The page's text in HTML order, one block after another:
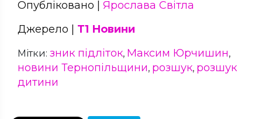
Опубліковано | Ярослава Світла
Джерело | Т1 Новини
Мітки: зник підліток, Максим Юрчишин,
новини Тернопільщини, розшук, розшук
дитини